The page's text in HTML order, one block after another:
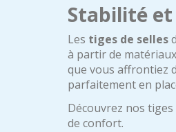
Stabilité
Les tiges de selles
à partir de
que vous affrontiez
parfaitement en
Découvrez nos
de confort.